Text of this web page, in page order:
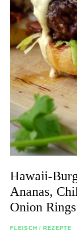
Hawaii-
Ananas,
Onion Rings
FLEISCH / REZEPTE